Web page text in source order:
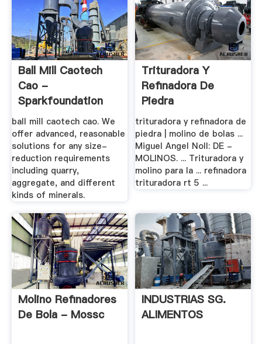
Ball Mill Caotech
Cao -
Sparkfoundation
ball mill caotech cao. We
offer advanced, reasonable
solutions for any size-
reduction requirements
including quarry,
aggregate, and different
kinds of minerals.
Trituradora Y
Refinadora De
Piedra
trituradora y refinadora de
piedra | molino de bolas ...
Miguel Angel Noll: DE -
MOLINOS. ... Trituradora y
molino para la ... refinadora
trituradora rt 5 ...
Molino Refinadores
De Bola - Mossc
INDUSTRIAS SG.
ALIMENTOS